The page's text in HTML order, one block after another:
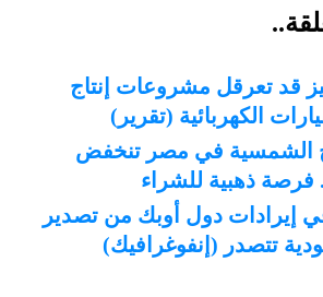
قد تعرقل مشروعات إنتاج
الكهربائية (تقرير)
الشمسية في مصر تنخفض
فرصة ذهبية للشراء
إيرادات دول أوبك من تصدير
تتصدر (إنفوغرافيك)